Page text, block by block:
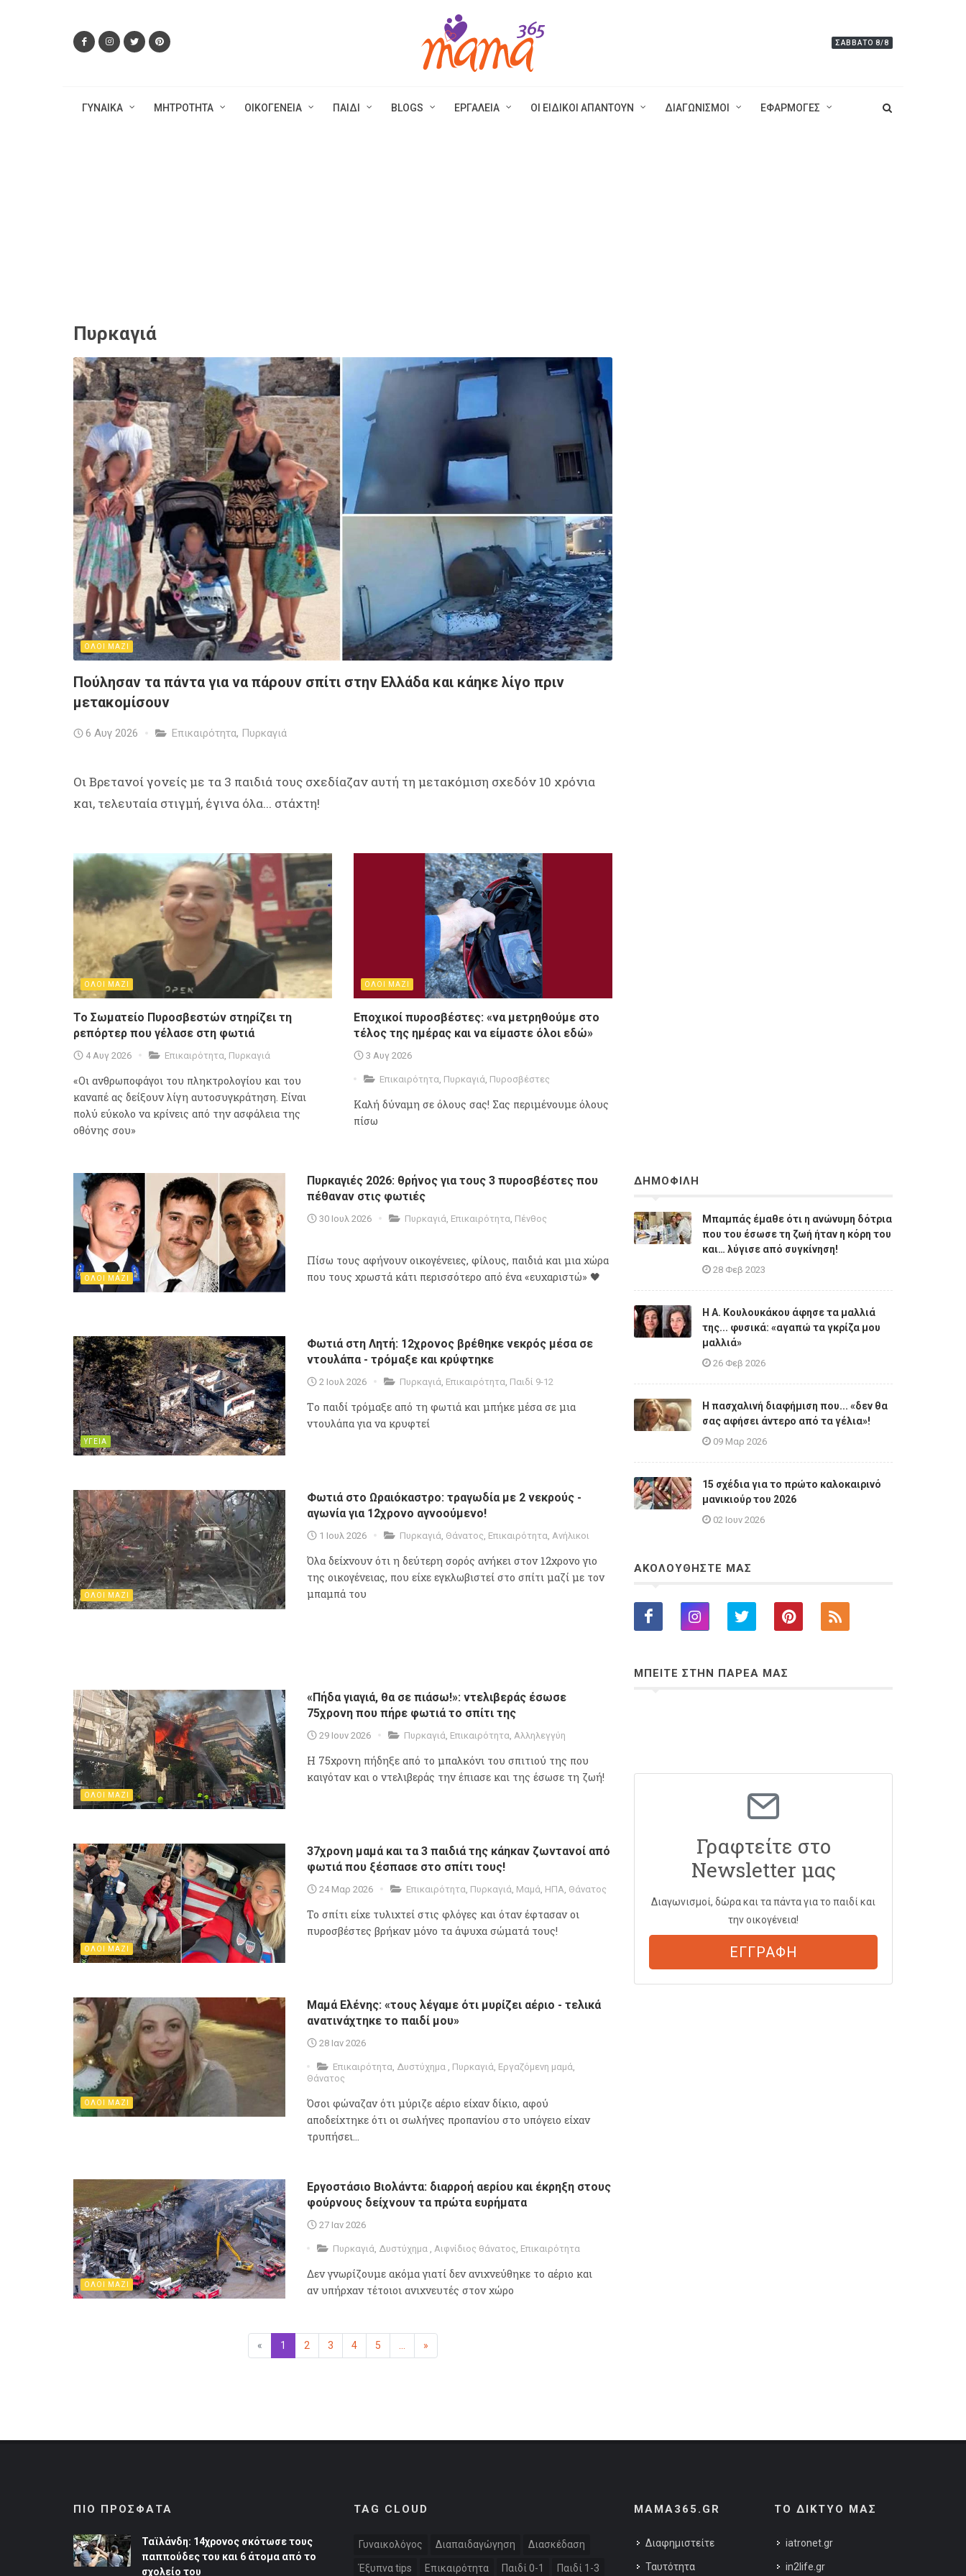
ΣΆΒΒΑΤΟ 8/8
ΓΥΝΑΙΚΑ ΜΗΤΡΟΤΗΤΑ ΟΙΚΟΓΕΝΕΙΑ ΠΑΙΔΙ BLOGS ΕΡΓΑΛΕΙΑ ΟΙ ΕΙΔΙΚΟΙ ΑΠΑΝΤΟΥΝ ΔΙΑΓΩΝΙΣΜΟΙ ΕΦΑΡΜΟΓΕΣ
Πυρκαγιά
ΟΛΟΙ ΜΑΖΙ
Πούλησαν τα πάντα για να πάρουν σπίτι στην Ελλάδα και κάηκε λίγο πριν
μετακομίσουν
6 Αυγ 2026 Επικαιρότητα, Πυρκαγιά
Οι Βρετανοί γονείς με τα 3 παιδιά τους σχεδίαζαν αυτή τη μετακόμιση σχεδόν 10 χρόνια
και, τελευταία στιγμή, έγινα όλα... στάχτη!
ΟΛΟΙ ΜΑΖΙ
Το Σωματείο Πυροσβεστών στηρίζει τη
ρεπόρτερ που γέλασε στη φωτιά
4 Αυγ 2026 Επικαιρότητα, Πυρκαγιά
«Οι ανθρωποφάγοι του πληκτρολογίου και του
καναπέ ας δείξουν λίγη αυτοσυγκράτηση. Είναι
πολύ εύκολο να κρίνεις από την ασφάλεια της
οθόνης σου»
ΟΛΟΙ ΜΑΖΙ
Εποχικοί πυροσβέστες: «να μετρηθούμε στο
τέλος της ημέρας και να είμαστε όλοι εδώ»
3 Αυγ 2026
Επικαιρότητα, Πυρκαγιά, Πυροσβέστες
Καλή δύναμη σε όλους σας! Σας περιμένουμε όλους
πίσω
ΟΛΟΙ ΜΑΖΙ
Πυρκαγιές 2026: θρήνος για τους 3 πυροσβέστες που
πέθαναν στις φωτιές
30 Ιουλ 2026 Πυρκαγιά, Επικαιρότητα, Πένθος
Πίσω τους αφήνουν οικογένειες, φίλους, παιδιά και μια χώρα
που τους χρωστά κάτι περισσότερο από ένα «ευχαριστώ» 🖤
ΥΓΕΙΑ
Φωτιά στη Λητή: 12χρονος βρέθηκε νεκρός μέσα σε
ντουλάπα - τρόμαξε και κρύφτηκε
2 Ιουλ 2026 Πυρκαγιά, Επικαιρότητα, Παιδί 9-12
Tο παιδί τρόμαξε από τη φωτιά και μπήκε μέσα σε μια
ντουλάπα για να κρυφτεί
ΟΛΟΙ ΜΑΖΙ
Φωτιά στο Ωραιόκαστρο: τραγωδία με 2 νεκρούς -
αγωνία για 12χρονο αγνοούμενο!
1 Ιουλ 2026 Πυρκαγιά, Θάνατος, Επικαιρότητα, Ανήλικοι
Όλα δείχνουν ότι η δεύτερη σορός ανήκει στον 12χρονο γιο
της οικογένειας, που είχε εγκλωβιστεί στο σπίτι μαζί με τον
μπαμπά του
ΟΛΟΙ ΜΑΖΙ
«Πήδα γιαγιά, θα σε πιάσω!»: ντελιβεράς έσωσε
75χρονη που πήρε φωτιά το σπίτι της
29 Ιουν 2026 Πυρκαγιά, Επικαιρότητα, Αλληλεγγύη
Η 75χρονη πήδηξε από το μπαλκόνι του σπιτιού της που
καιγόταν και ο ντελιβεράς την έπιασε και της έσωσε τη ζωή!
ΟΛΟΙ ΜΑΖΙ
37χρονη μαμά και τα 3 παιδιά της κάηκαν ζωντανοί από
φωτιά που ξέσπασε στο σπίτι τους!
24 Μαρ 2026 Επικαιρότητα, Πυρκαγιά, Μαμά, ΗΠΑ, Θάνατος
Το σπίτι είχε τυλιχτεί στις φλόγες και όταν έφτασαν οι
πυροσβέστες βρήκαν μόνο τα άψυχα σώματά τους!
ΟΛΟΙ ΜΑΖΙ
Μαμά Ελένης: «τους λέγαμε ότι μυρίζει αέριο - τελικά
ανατινάχτηκε το παιδί μου»
28 Ιαν 2026
Επικαιρότητα, Δυστύχημα , Πυρκαγιά, Εργαζόμενη μαμά,
Θάνατος
Όσοι φώναζαν ότι μύριζε αέριο είχαν δίκιο, αφού
αποδείχτηκε ότι οι σωλήνες προπανίου στο υπόγειο είχαν
τρυπήσει...
ΟΛΟΙ ΜΑΖΙ
Εργοστάσιο Βιολάντα: διαρροή αερίου και έκρηξη στους
φούρνους δείχνουν τα πρώτα ευρήματα
27 Ιαν 2026
Πυρκαγιά, Δυστύχημα , Αιφνίδιος θάνατος, Επικαιρότητα
Δεν γνωρίζουμε ακόμα γιατί δεν ανιχνεύθηκε το αέριο και
αν υπήρχαν τέτοιοι ανιχνευτές στον χώρο
« Προηγούμενη
1 (επιλεγμένη)
2 3 4 5 »
ΔΗΜΟΦΙΛΗ
Μπαμπάς έμαθε ότι η ανώνυμη δότρια
που του έσωσε τη ζωή ήταν η κόρη του
και… λύγισε από συγκίνηση!
28 Φεβ 2023
Η A. Κουλουκάκου άφησε τα μαλλιά
της... φυσικά: «αγαπώ τα γκρίζα μου
μαλλιά»
26 Φεβ 2026
Η πασχαλινή διαφήμιση που... «δεν θα
σας αφήσει άντερο από τα γέλια»!
09 Μαρ 2026
15 σχέδια για το πρώτο καλοκαιρινό
μανικιούρ του 2026
02 Ιουν 2026
ΑΚΟΛΟΥΘΗΣΤΕ ΜΑΣ
ΜΠΕΙΤΕ ΣΤΗΝ ΠΑΡΕΑ ΜΑΣ
Γραφτείτε στο
Newsletter μας
Διαγωνισμοί, δώρα και τα πάντα για το παιδί και
την οικογένεια!
ΕΓΓΡΑΦΗ
ΠΙΟ ΠΡΟΣΦΑΤΑ
Ταϊλάνδη: 14χρονος σκότωσε τους
παππούδες του και 6 άτομα από το
σχολείο του
TAG CLOUD
Γυναικολόγος Διαπαιδαγώγηση Διασκέδαση
Έξυπνα tips Επικαιρότητα Παιδί 0-1 Παιδί 1-3
MAMA365.GR
Διαφημιστείτε
Ταυτότητα
ΤΟ ΔΙΚΤΥΟ ΜΑΣ
iatronet.gr
in2life.gr